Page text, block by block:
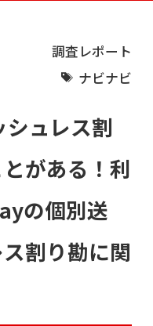
調査レポート
ナビナビ
ュレス割
がある！利
の個別送
割り勘に関